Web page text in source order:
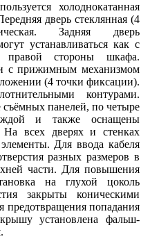
холоднокатанная
дверь стеклянная (4
Задняя дверь
устанавливаться как с
стороны шкафа.
с прижимным механизмом
(4 точки фиксации).
контурами.
панелей, по четыре
и также оснащены
На всех дверях и стенках
Для ввода кабеля
разных размеров в
части. Для повышения
на глухой цоколь
закрыты коническими
предотвращения попадания
установлена фальш-